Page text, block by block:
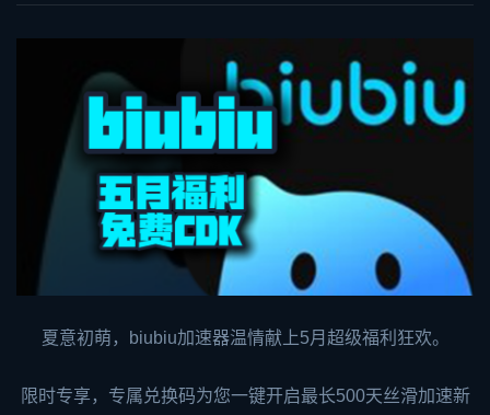
夏意初萌， biubiu加速器温情献上5月超级福利狂欢。
限时专享，专属兑换码为您一键开启最长500天丝滑加速新